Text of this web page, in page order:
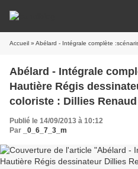
Accueil » Abélard - Intégrale complète :scénariste Hautière
Abélard - Intégrale
Hautière Régis dessinateur Dillies
coloriste : Dillies Renaud
Publié le 14/09/2013 à 10:12
Par
_0_6_7_3_m